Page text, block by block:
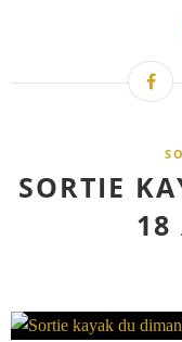
SORTIE
18